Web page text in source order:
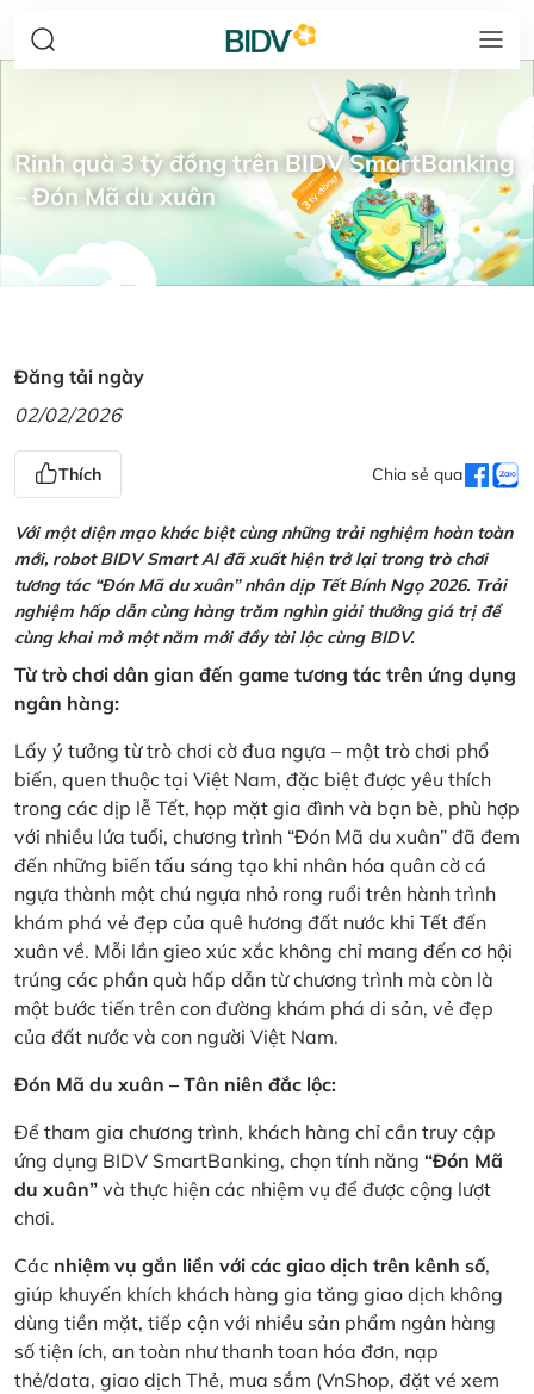
Rinh quà 3 tỷ đồng trên BIDV SmartBanking
– Đón Mã du xuân
Đăng tải ngày
02/02/2026
Thích Chia sẻ qua
Với một diện mạo khác biệt cùng những trải nghiệm hoàn toàn
mới, robot BIDV Smart AI đã xuất hiện trở lại trong trò chơi
tương tác “Đón Mã du xuân” nhân dịp Tết Bính Ngọ 2026. Trải
nghiệm hấp dẫn cùng hàng trăm nghìn giải thưởng giá trị để
cùng khai mở một năm mới đầy tài lộc cùng BIDV.
Từ trò chơi dân gian đến game tương tác trên ứng dụng
ngân hàng:
Lấy ý tưởng từ trò chơi cờ đua ngựa – một trò chơi phổ
biến, quen thuộc tại Việt Nam, đặc biệt được yêu thích
trong các dịp lễ Tết, họp mặt gia đình và bạn bè, phù hợp
với nhiều lứa tuổi, chương trình “Đón Mã du xuân” đã đem
đến những biến tấu sáng tạo khi nhân hóa quân cờ cá
ngựa thành một chú ngựa nhỏ rong ruổi trên hành trình
khám phá vẻ đẹp của quê hương đất nước khi Tết đến
xuân về. Mỗi lần gieo xúc xắc không chỉ mang đến cơ hội
trúng các phần quà hấp dẫn từ chương trình mà còn là
một bước tiến trên con đường khám phá di sản, vẻ đẹp
của đất nước và con người Việt Nam.
Đón Mã du xuân – Tân niên đắc lộc:
Để tham gia chương trình, khách hàng chỉ cần truy cập
ứng dụng BIDV SmartBanking, chọn tính năng “Đón Mã
du xuân” và thực hiện các nhiệm vụ để được cộng lượt
chơi.
Các nhiệm vụ gắn liền với các giao dịch trên kênh số,
giúp khuyến khích khách hàng gia tăng giao dịch không
dùng tiền mặt, tiếp cận với nhiều sản phẩm ngân hàng
số tiện ích, an toàn như thanh toan hóa đơn, nạp
thẻ/data, giao dịch Thẻ, mua sắm (VnShop, đặt vé xem